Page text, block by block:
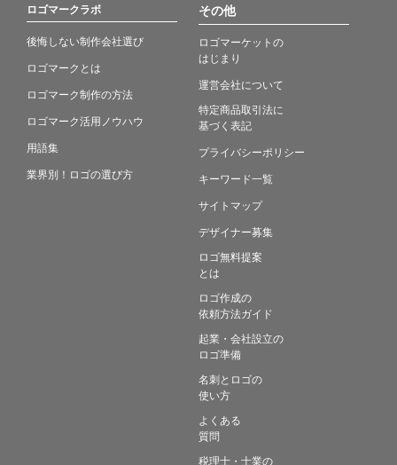
ロゴマークラボ
後悔しない制作会社選び
ロゴマークとは
ロゴマーク制作の方法
ロゴマーク活用ノウハウ
用語集
業界別！ロゴの選び方
その他
ロゴマーケットの
はじまり
運営会社について
特定商品取引法に
基づく表記
プライバシーポリシー
キーワード一覧
サイトマップ
デザイナー募集
ロゴ無料提案
とは
ロゴ作成の
依頼方法ガイド
起業・会社設立の
ロゴ準備
名刺とロゴの
使い方
よくある
質問
税理士・士業の